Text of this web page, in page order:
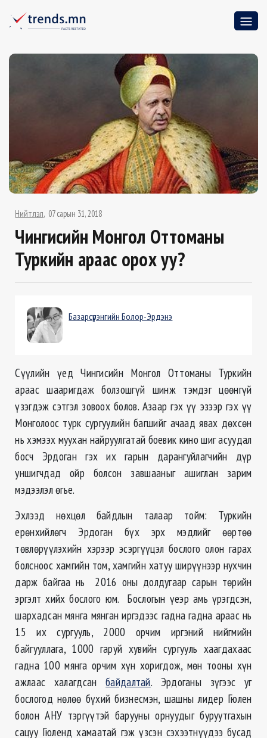
Нийтлэл 07 сарын 31, 2018
Чингисийн Монгол Оттоманы
Туркийн араас орох уу?
Базарсүрэнгийн Болор-Эрдэнэ
Сүүлийн үед Чингисийн Монгол Оттоманы Туркийн
араас шааригдаж болзошгүй шинж тэмдэг цөөнгүй
үзэгдэж сэтгэл зовоох болов. Азаар гэх үү эзээр гэх үү
Монголоос турк сургуулийн багшийг ачаад явах дөхсөн
нь хэмээх муухан найруулгатай боевик кино шиг асуудал
босч Эрдоган гэх их гарын дарангуйлагчийн дүр
уншигчдад ойр болсон завшааныг ашиглан зарим
мэдээлэл өгье.
Эхлээд нөхцөл байдлын талаар тойм: Туркийн
ерөнхийлөгч Эрдоган бүх эрх мэдлийг өөртөө
төвлөрүүлэхийн хэрээр эсэргүүцэл бослого олон гарах
болсноос хамгийн том, хамгийн хатуу ширүүнээр нухчин
дарж байгаа нь 2016 оны долдугаар сарын төрийн
эргэлт хийх бослого юм. Бослогын үеэр амь үрэгдсэн,
шархадсан мянга мянган иргэдээс гадна гадна араас нь
15 их сургууль, 2000 орчим иргэний нийгмийн
байгууллага, 1000 гаруй хувийн сургууль хаагдахаас
гадна 100 мянга орчим хүн хоригдож, мөн тооны хүн
ажлаас халагдсанбайдалтай. Эрдоганы зүгээс уг
бослогод нөлөө бүхий бизнесмэн, шашны лидер Гюлен
болон АНУ тэргүүтэй барууны орнуудыг буруутгахын
сацуу Гюленд хамаатай гэж үзсэн сэхээтнүүдээ бусад